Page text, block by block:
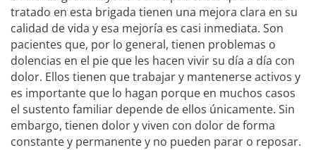
tratado en esta brigada tienen una mejora clara en su
calidad de vida y esa mejoría es casi inmediata. Son
pacientes que, por lo general, tienen problemas o
dolencias en el pie que les hacen vivir su día a día con
dolor. Ellos tienen que trabajar y mantenerse activos y
es importante que lo hagan porque en muchos casos
el sustento familiar depende de ellos únicamente. Sin
embargo, tienen dolor y viven con dolor de forma
constante y permanente y no pueden parar o reposar.